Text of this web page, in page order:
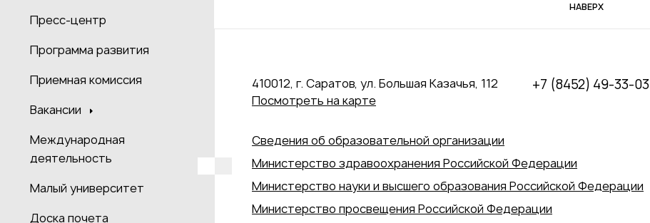
Пресс-центр
Программа развития
Приемная комиссия
Вакансии
Международная
деятельность
Малый университет
Доска почета
НАВЕРХ
410012, г. Саратов, ул. Большая Казачья, 112
Посмотреть на карте
+7 (8452) 49-33-03
Сведения об образовательной организации
Министерство здравоохранения Российской Федерации
Министерство науки и высшего образования Российской Федерации
Министерство просвещения Российской Федерации